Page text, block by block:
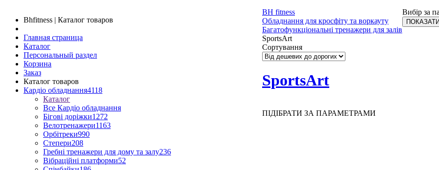
Bhfitness | Каталог товаров
Главная страница
Каталог
Персональный раздел
Корзина
Заказ
Каталог товаров
Кардіо обладнання4118
Каталог
Все Кардіо обладнання
Бігові доріжки1272
Велотренажери1163
Орбітреки990
Степери208
Гребні тренажери для дому та залу236
Вібраційні платформи52
BH fitness
Обладнання для кросфіту та воркауту
Багатофункціональні тренажери для залів
SportsArt
Сортування
SportsArt
ПІДІБРАТИ ЗА ПАРАМЕТРАМИ
Вибір за